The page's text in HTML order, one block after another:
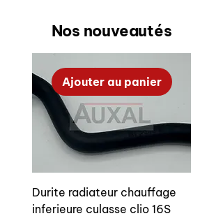
Top qualité fabriquant origine PSA
Longueur : 108,80mm
Diamètre tête : 41,60mm
Diamètre tige: 8,00mm
Angle siège : 45°
Matière : acier silicium-chrome
Set of 4 intake valves for Peugeot
Nos nouveautés
Ajouter au panier
Durite radiateur chauffage
inferieure culasse clio 16S